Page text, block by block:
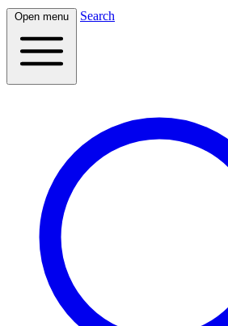
Open menu Search